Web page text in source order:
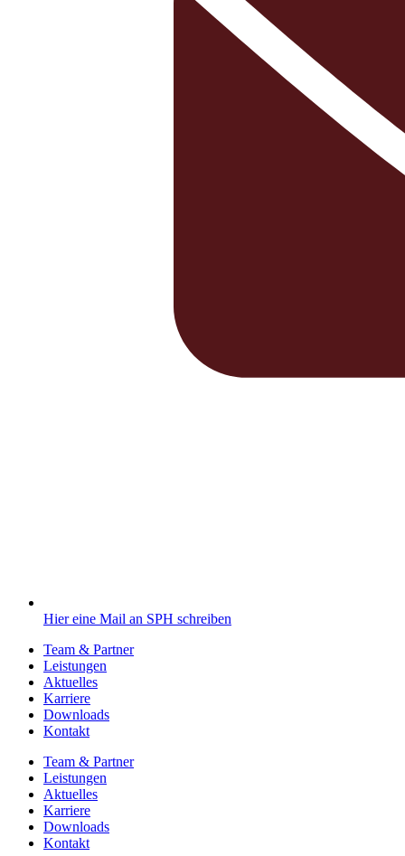
Hier eine Mail an SPH schreiben
Team & Partner
Leistungen
Aktuelles
Karriere
Downloads
Kontakt
Team & Partner
Leistungen
Aktuelles
Karriere
Downloads
Kontakt